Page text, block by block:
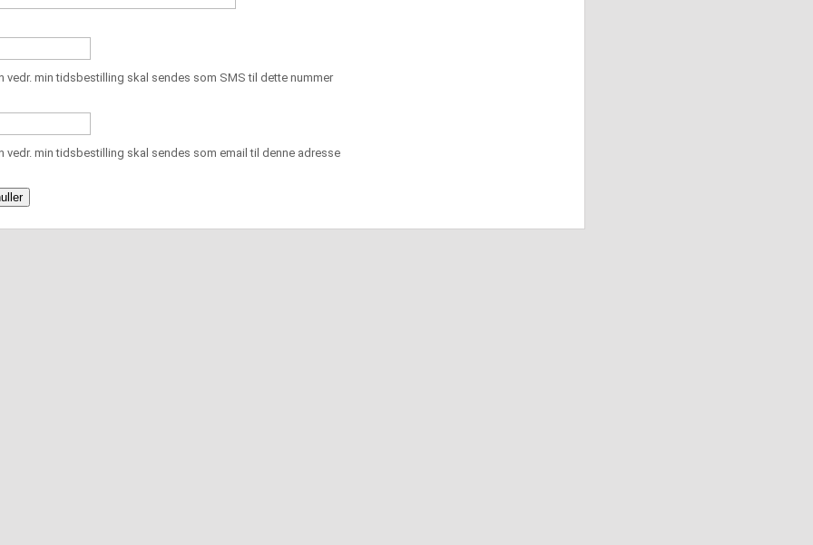
vedr. min tidsbestilling skal sendes som SMS til dette nummer
vedr. min tidsbestilling skal sendes som email til denne adresse